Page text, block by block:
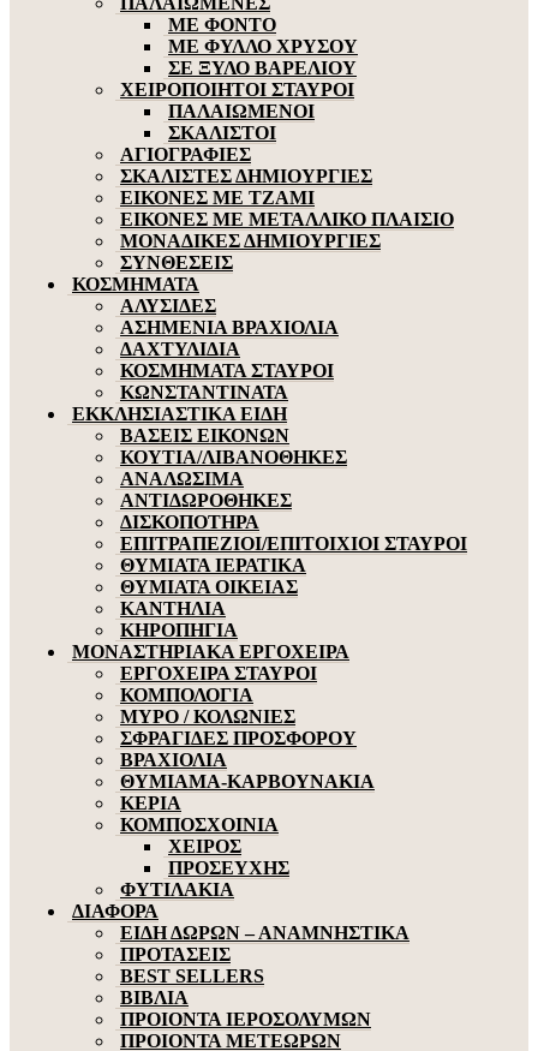
ΜΕ ΦΟΝΤΟ
ΜΕ ΦΥΛΛΟ ΧΡΥΣΟΥ
ΣΕ ΞΥΛΟ ΒΑΡΕΛΙΟΥ
ΧΕΙΡΟΠΟΙΗΤΟΙ ΣΤΑΥΡΟΙ
ΠΑΛΑΙΩΜΕΝΟΙ
ΣΚΑΛΙΣΤΟΙ
ΑΓΙΟΓΡΑΦΙΕΣ
ΣΚΑΛΙΣΤΕΣ ΔΗΜΙΟΥΡΓΙΕΣ
ΕΙΚΟΝΕΣ ΜΕ ΤΖΑΜΙ
ΕΙΚΟΝΕΣ ΜΕ ΜΕΤΑΛΛΙΚΟ ΠΛΑΙΣΙΟ
ΜΟΝΑΔΙΚΕΣ ΔΗΜΙΟΥΡΓΙΕΣ
ΣΥΝΘΕΣΕΙΣ
ΚΟΣΜΗΜΑΤΑ
ΑΛΥΣΙΔΕΣ
ΑΣΗΜΕΝΙΑ ΒΡΑΧΙΟΛΙΑ
ΔΑΧΤΥΛΙΔΙΑ
ΚΟΣΜΗΜΑΤΑ ΣΤΑΥΡΟΙ
ΚΩΝΣΤΑΝΤΙΝΑΤΑ
ΕΚΚΛΗΣΙΑΣΤΙΚΑ ΕΙΔΗ
ΒΑΣΕΙΣ ΕΙΚΟΝΩΝ
ΚΟΥΤΙΑ/ΛΙΒΑΝΟΘΗΚΕΣ
ΑΝΑΛΩΣΙΜΑ
ΑΝΤΙΔΩΡΟΘΗΚΕΣ
ΔΙΣΚΟΠΟΤΗΡΑ
ΕΠΙΤΡΑΠΕΖΙΟΙ/ΕΠΙΤΟΙΧΙΟΙ ΣΤΑΥΡΟΙ
ΘΥΜΙΑΤΑ ΙΕΡΑΤΙΚΑ
ΘΥΜΙΑΤΑ ΟΙΚΕΙΑΣ
ΚΑΝΤΗΛΙΑ
ΚΗΡΟΠΗΓΙΑ
ΜΟΝΑΣΤΗΡΙΑΚΑ ΕΡΓΟΧΕΙΡΑ
ΕΡΓΟΧΕΙΡΑ ΣΤΑΥΡΟΙ
ΚΟΜΠΟΛΟΓΙΑ
ΜΥΡΟ / ΚΟΛΩΝΙΕΣ
ΣΦΡΑΓΙΔΕΣ ΠΡΟΣΦΟΡΟΥ
ΒΡΑΧΙΟΛΙΑ
ΘΥΜΙΑΜΑ-ΚΑΡΒΟΥΝΑΚΙΑ
ΚΕΡΙΑ
ΚΟΜΠΟΣΧΟΙΝΙΑ
ΧΕΙΡΟΣ
ΠΡΟΣΕΥΧΗΣ
ΦΥΤΙΛΑΚΙΑ
ΔΙΑΦΟΡΑ
ΕΙΔΗ ΔΩΡΩΝ – ΑΝΑΜΝΗΣΤΙΚΑ
ΠΡΟΤΑΣΕΙΣ
BEST SELLERS
ΒΙΒΛΙΑ
ΠΡΟΙΟΝΤΑ ΙΕΡΟΣΟΛΥΜΩΝ
ΠΡΟΙΟΝΤΑ ΜΕΤΕΩΡΩΝ